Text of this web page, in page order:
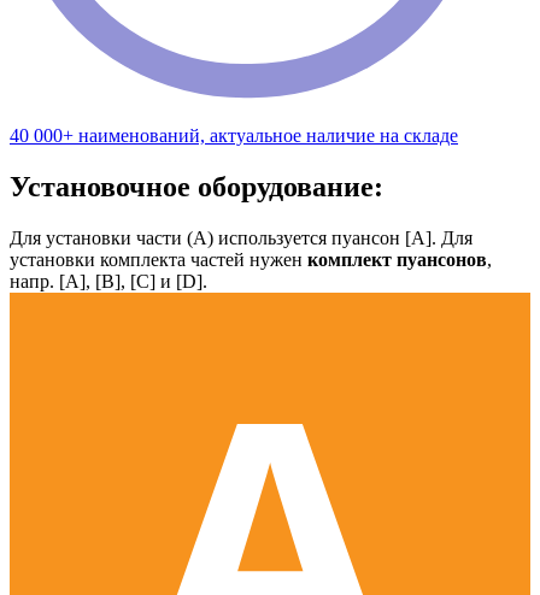
40 000+ наименований, актуальное наличие на складе
Установочное оборудование:
Для установки части (А) используется пуансон [А]. Для
установки комплекта частей нужен комплект пуансонов,
напр. [А], [B], [С] и [D].